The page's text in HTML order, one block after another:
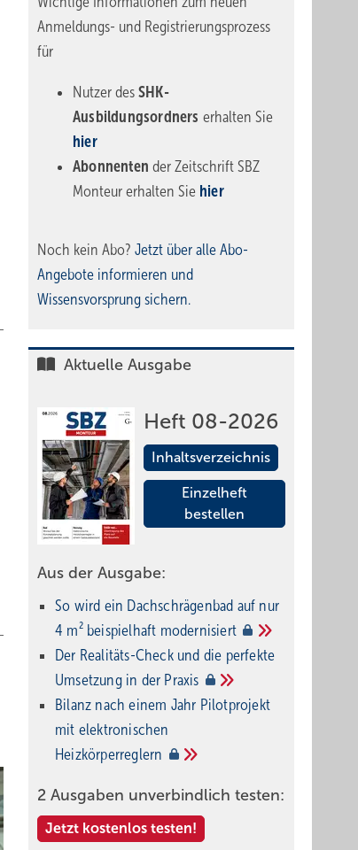
Anmeldungs- und Registrierungsprozess
für
Nutzer des SHK-
Ausbildungsordners erhalten Sie
hier
Abonnentender Zeitschrift SBZ
Monteur erhalten Sie hier
Noch kein Abo? Jetzt über alle Abo-
Angebote informieren und
Wissensvorsprung sichern.
Aktuelle Ausgabe
Heft 08-2026
Inhaltsverzeichnis
Einzelheft
bestellen
Aus der Ausgabe:
So wird ein Dach­schrägenbad auf nur
4 m² beispielhaft modernisiert
Der Realitäts-Check und die perfekte
Umsetzung in der Praxis
Bilanz nach einem Jahr Pilotprojekt
mit elektronischen
Heizkörperreglern
2 Ausgaben unverbindlich testen:
Jetzt kostenlos testen!